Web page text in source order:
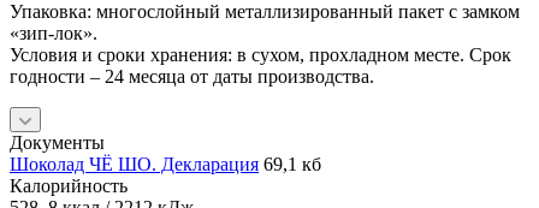
Упаковка: многослойный металлизированный пакет с замком
«зип-лок».
Условия и сроки хранения: в сухом, прохладном месте. Срок
годности – 24 месяца от даты производства.
Документы
Шоколад ЧЁ ШО. Декларация 69,1 кб
Калорийность